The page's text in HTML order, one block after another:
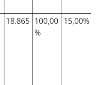
18.865 100,00
%
15,00%